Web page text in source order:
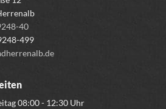
40
499
08:00 - 12:30 Uhr